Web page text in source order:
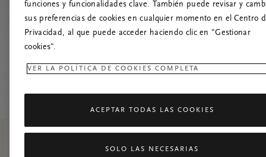
funciones y funcionalidades clave. También puede revisar y
sus preferencias de cookies en cualquier momento en el Centro
Privacidad, al que puede acceder haciendo clic en "Gestionar
cookies".
VER LA POLÍTICA DE COOKIES COMPLETA
ACEPTAR TODAS LAS COOKIES
SOLO LAS NECESARIAS